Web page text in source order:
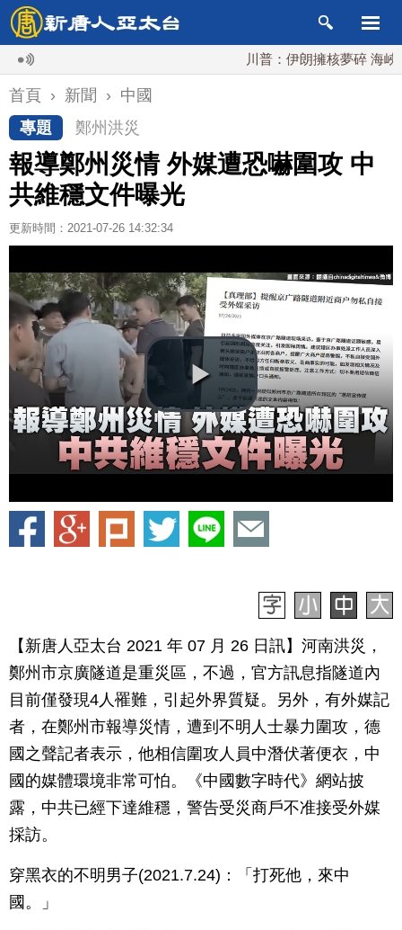
川普：伊朗擁核夢碎 海峽即將恢
首頁 › 新聞 › 中國
專題
鄭州洪災
報導鄭州災情 外媒遭恐嚇圍攻 中
共維穩文件曝光
更新時間：2021-07-26 14:32:34
【新唐人亞太台 2021 年 07 月 26 日訊】河南洪災，
鄭州市京廣隧道是重災區，不過，官方訊息指隧道內
目前僅發現4人罹難，引起外界質疑。另外，有外媒記
者，在鄭州市報導災情，遭到不明人士暴力圍攻，德
國之聲記者表示，他相信圍攻人員中潛伏著便衣，中
國的媒體環境非常可怕。《中國數字時代》網站披
露，中共已經下達維穩，警告受災商戶不准接受外媒
採訪。
穿黑衣的不明男子(2021.7.24)：「打死他，來中
國。」